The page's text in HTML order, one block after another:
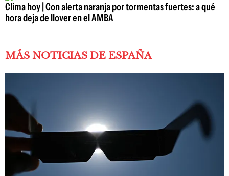
Clima hoy | Con alerta naranja por tormentas fuertes: a qué
hora deja de llover en el AMBA
MÁS NOTICIAS DE ESPAÑA